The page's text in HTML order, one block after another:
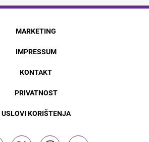
MARKETING
IMPRESSUM
KONTAKT
PRIVATNOST
USLOVI KORIŠTENJA